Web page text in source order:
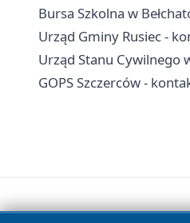
Bursa Szkolna w
Urząd Gminy Rusiec -
Urząd Stanu Cywilnego
GOPS Szczerców -